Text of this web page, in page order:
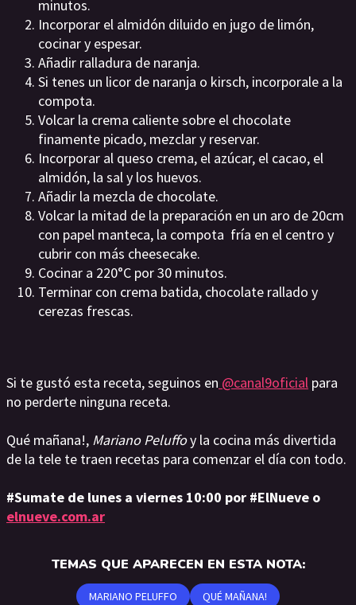
minutos.
Incorporar el almidón diluido en jugo de limón,
cocinar y espesar.
Añadir ralladura de naranja.
Si tenes un licor de naranja o kirsch, incorporale a la
compota.
Volcar la crema caliente sobre el chocolate
finamente picado, mezclar y reservar.
Incorporar al queso crema, el azúcar, el cacao, el
almidón, la sal y los huevos.
Añadir la mezcla de chocolate.
Volcar la mitad de la preparación en un aro de 20cm
con papel manteca, la compota fría en el centro y
cubrir con más cheesecake.
Cocinar a 220°C por 30 minutos.
Terminar con crema batida, chocolate rallado y
cerezas frescas.
Si te gustó esta receta, seguinos en @canal9oficial para
no perderte ninguna receta.
Qué mañana!, Mariano Peluffoy la cocina más divertida
de la tele te traen recetas para comenzar el día con todo.
#Sumate de lunes a viernes 10:00 por #ElNueve o
elnueve.com.ar
TEMAS QUE APARECEN EN ESTA NOTA:
MARIANO PELUFFO QUÉ MAÑANA!